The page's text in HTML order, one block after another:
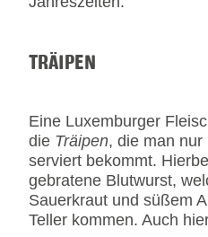
TRÄIPEN
Eine Luxemburger
die Träipen, die man
serviert bekommt.
gebratene Blutwurst,
Sauerkraut und süßem
Teller kommen. Auch